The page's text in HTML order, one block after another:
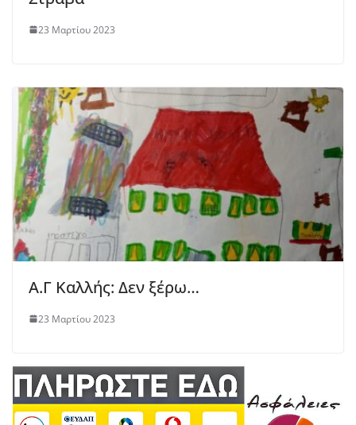
23 Μαρτίου 2023
Α.Γ Καλλής: Δεν ξέρω…
23 Μαρτίου 2023